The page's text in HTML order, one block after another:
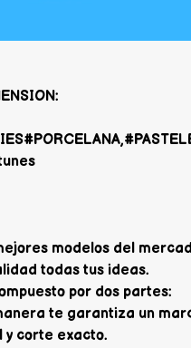
modelos del
todas tus ideas.
por dos partes:
te garantiza un
y corte exacto.